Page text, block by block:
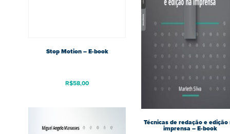
Stop Motion – E-book
R$58,00
Técnicas de redação e edição
imprensa – E-book